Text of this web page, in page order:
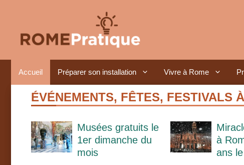
contenu
Accueil Préparer son installation Vivre à Rome
ÉVÉNEMENTS, FÊTES, FESTIVALS
Musées gratuits le
1er dimanche du
mois
à
ans